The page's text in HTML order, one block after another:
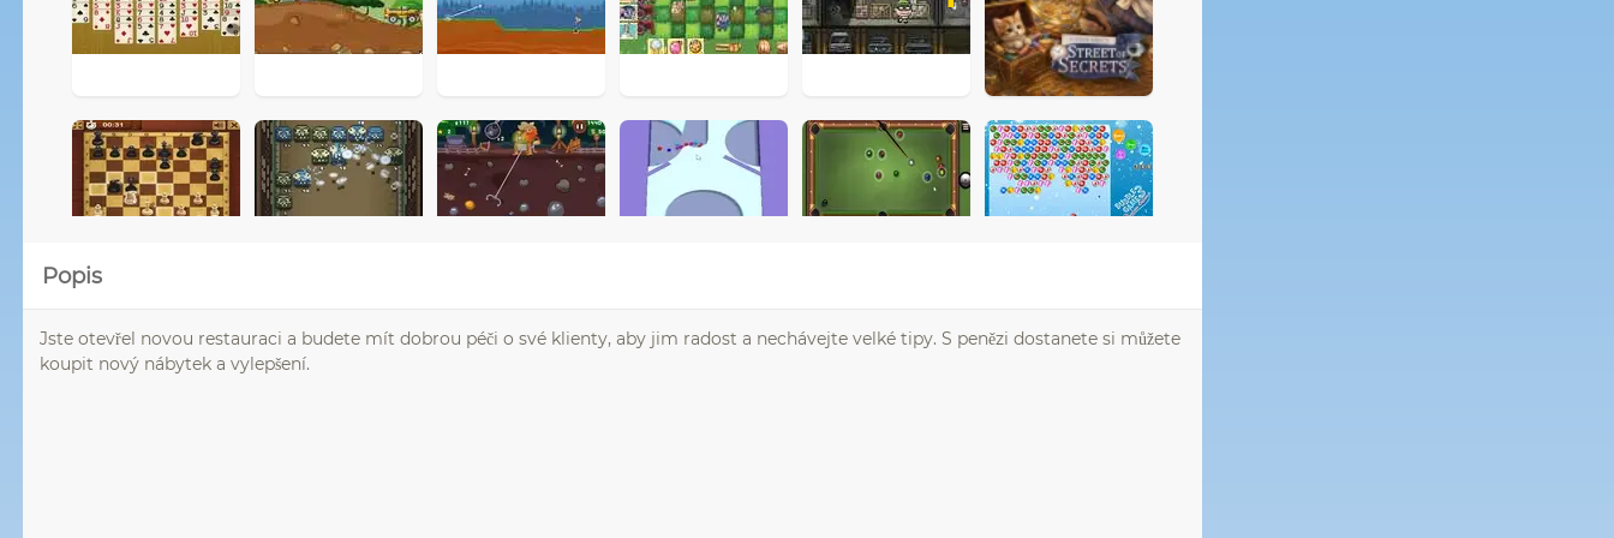
Popis
Jste otevřel novou restauraci a budete mít dobrou péči o své klienty, aby jim radost a nechávejte velké tipy. S penězi dostanete si můžete
koupit nový nábytek a vylepšení.